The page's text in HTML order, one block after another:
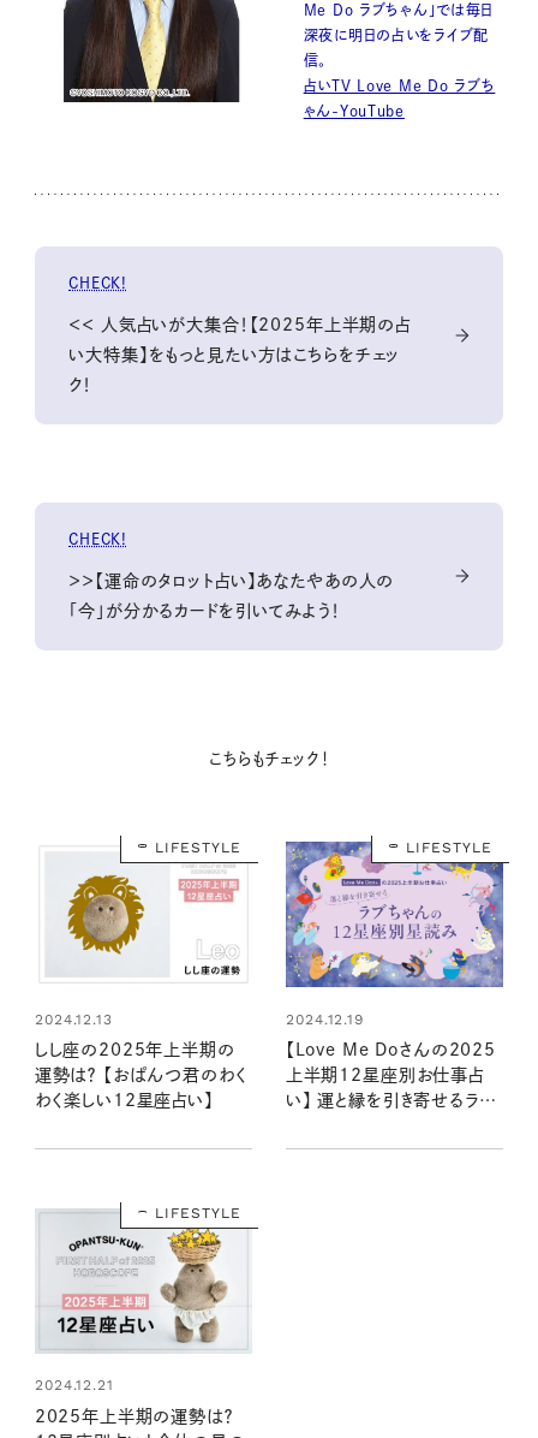
Me Do ラブちゃん」では毎日
深夜に明日の占いをライブ配
信。
占いTV Love Me Do ラブち
ゃん-YouTube
CHECK!
＜＜ 人気占いが大集合！【2025年上半期の占
い大特集】をもっと見たい方はこちらをチェッ
ク！
CHECK!
＞＞【運命のタロット占い】あなたやあの人の
「今」が分かるカードを引いてみよう！
こちらもチェック！
LIFESTYLE
2024.12.13
しし座の2025年上半期の
運勢は？ 【おぱんつ君のわく
わく楽しい12星座占い】
LIFESTYLE
2024.12.19
【Love Me Doさんの2025
上半期12星座別お仕事占
い】 運と縁を引き寄せるラブ
LIFESTYLE
2024.12.21
2025年上半期の運勢は？